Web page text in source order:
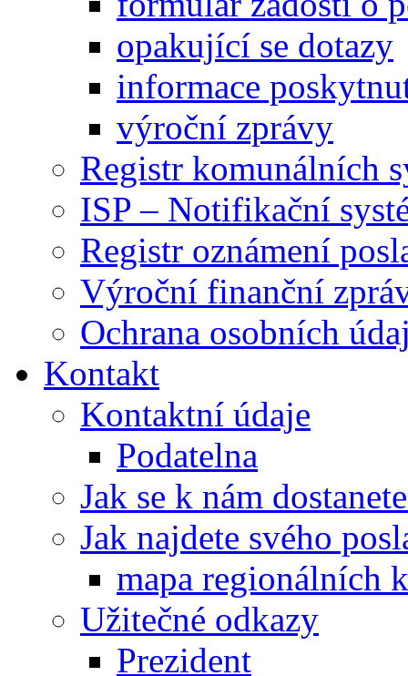
opakující se dotazy
informace
výroční zprávy
Registr komunálních
ISP – Notifikační
Registr oznámení
Výroční finanční
Ochrana osobních
Kontakt
Kontaktní údaje
Podatelna
Jak se k nám
Jak najdete svého
mapa regionálních
Užitečné odkazy
Prezident